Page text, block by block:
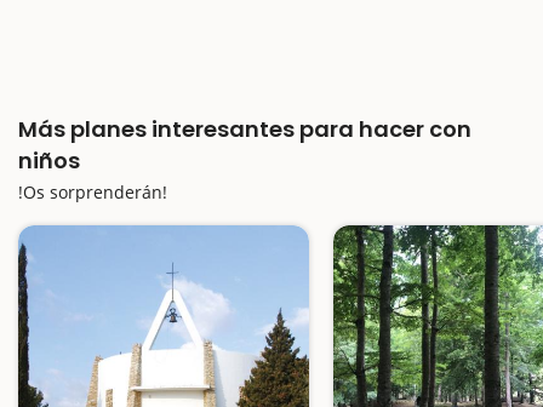
Más planes interesantes para hacer con
niños
!Os sorprenderán!